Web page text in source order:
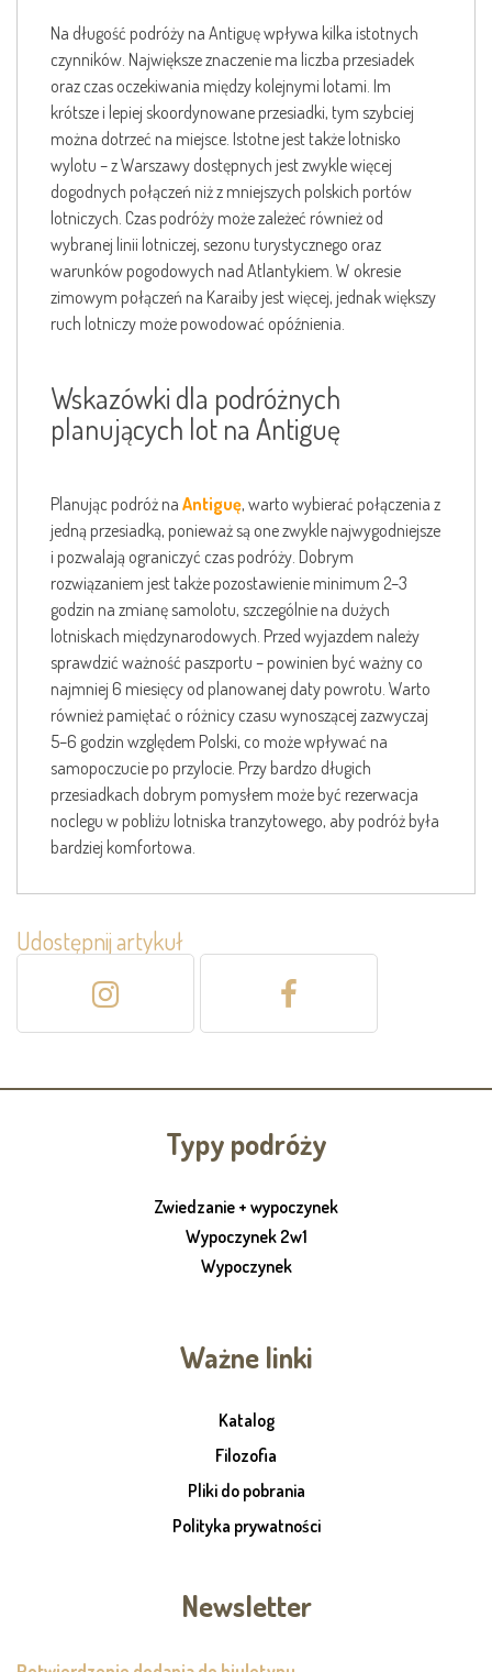
Na długość podróży na Antiguę wpływa kilka istotnych
czynników. Największe znaczenie ma liczba przesiadek
oraz czas oczekiwania między kolejnymi lotami. Im
krótsze i lepiej skoordynowane przesiadki, tym szybciej
można dotrzeć na miejsce. Istotne jest także lotnisko
wylotu – z Warszawy dostępnych jest zwykle więcej
dogodnych połączeń niż z mniejszych polskich portów
lotniczych. Czas podróży może zależeć również od
wybranej linii lotniczej, sezonu turystycznego oraz
warunków pogodowych nad Atlantykiem. W okresie
zimowym połączeń na Karaiby jest więcej, jednak większy
ruch lotniczy może powodować opóźnienia.
Wskazówki dla podróżnych
planujących lot na Antiguę
Planując podróż na Antiguę, warto wybierać połączenia z
jedną przesiadką, ponieważ są one zwykle najwygodniejsze
i pozwalają ograniczyć czas podróży. Dobrym
rozwiązaniem jest także pozostawienie minimum 2–3
godzin na zmianę samolotu, szczególnie na dużych
lotniskach międzynarodowych. Przed wyjazdem należy
sprawdzić ważność paszportu – powinien być ważny co
najmniej 6 miesięcy od planowanej daty powrotu. Warto
również pamiętać o różnicy czasu wynoszącej zazwyczaj
5–6 godzin względem Polski, co może wpływać na
samopoczucie po przylocie. Przy bardzo długich
przesiadkach dobrym pomysłem może być rezerwacja
noclegu w pobliżu lotniska tranzytowego, aby podróż była
bardziej komfortowa.
Udostępnij artykuł
Typy podróży
Zwiedzanie + wypoczynek
Wypoczynek 2w1
Wypoczynek
Ważne linki
Katalog
Filozofia
Pliki do pobrania
Polityka prywatności
Newsletter